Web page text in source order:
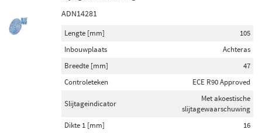
ADN14281
Lengte [mm]
105
Inbouwplaats
Achteras
Breedte [mm]
47
Controleteken
ECE R90 Approved
Slijtageindicator
Met akoestische
slijtagewaarschuwing
Dikte 1 [mm]
16